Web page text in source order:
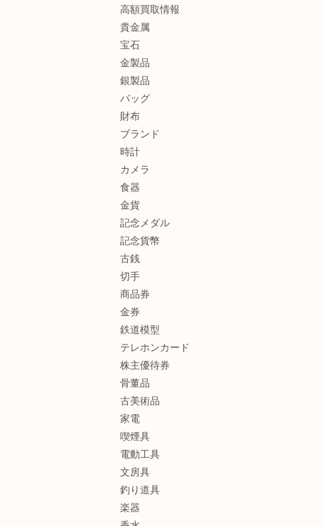
高額買取情報
貴金属
宝石
金製品
銀製品
バッグ
財布
ブランド
時計
カメラ
食器
金貨
記念メダル
記念貨幣
古銭
切手
商品券
金券
鉄道模型
テレホンカード
株主優待券
骨董品
古美術品
家電
喫煙具
電動工具
文房具
釣り道具
楽器